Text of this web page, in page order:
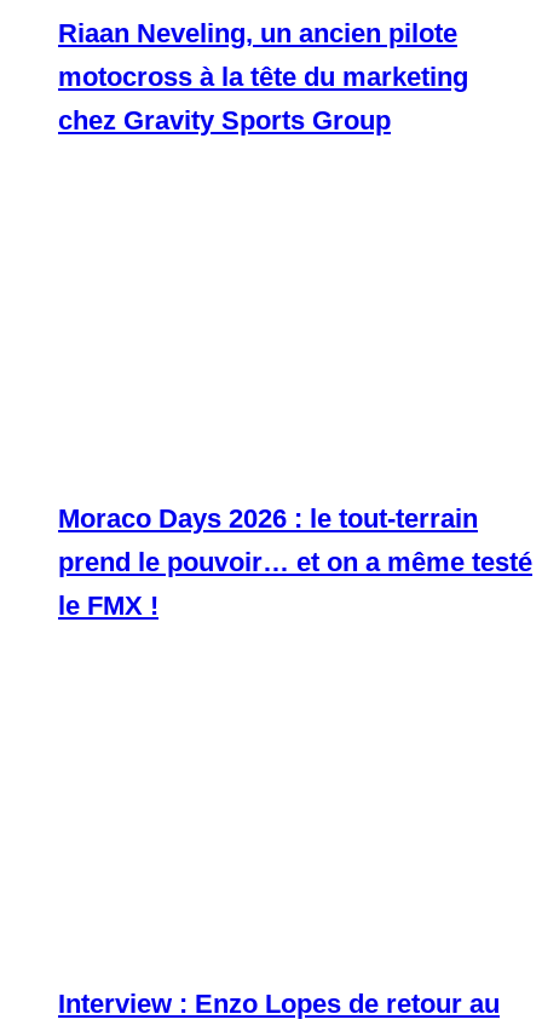
Riaan Neveling, un ancien pilote
motocross à la tête du marketing
chez Gravity Sports Group
Moraco Days 2026 : le tout-terrain
prend le pouvoir… et on a même testé
le FMX !
Interview : Enzo Lopes de retour au